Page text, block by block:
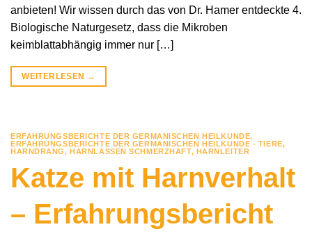
anbieten! Wir wissen durch das von Dr. Hamer entdeckte 4.
Biologische Naturgesetz, dass die Mikroben
keimblattabhängig immer nur […]
WEITERLESEN →
ERFAHRUNGSBERICHTE DER GERMANISCHEN HEILKUNDE,
ERFAHRUNGSBERICHTE DER GERMANISCHEN HEILKUNDE - TIERE,
HARNDRANG, HARNLASSEN SCHMERZHAFT, HARNLEITER
Katze mit Harnverhalt
– Erfahrungsbericht